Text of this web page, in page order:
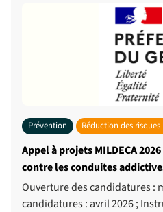
Prévention Réduction des risques
Appel à projets MILDECA
contre les conduites
Ouverture des candidatures :
candidatures : avril 2026 ;